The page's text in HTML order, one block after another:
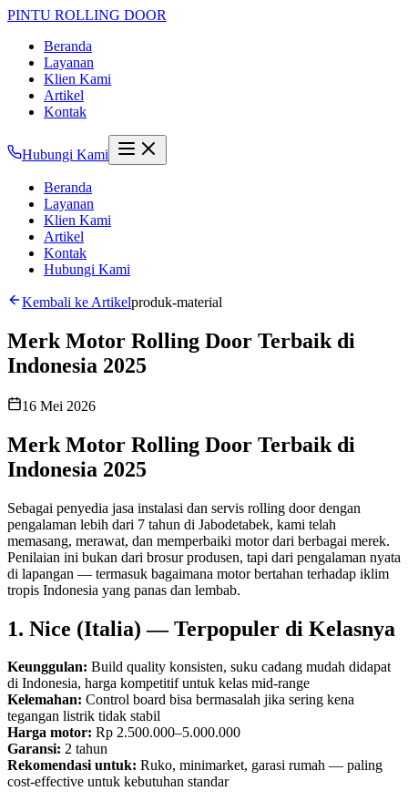
PINTU ROLLING DOOR
Beranda
Layanan
Klien Kami
Artikel
Kontak
Hubungi Kami
Beranda
Layanan
Klien Kami
Artikel
Kontak
Hubungi Kami
Kembali ke Artikelproduk-material
Merk Motor Rolling Door Terbaik di
Indonesia 2025
16 Mei 2026
Merk Motor Rolling Door Terbaik di
Indonesia 2025
Sebagai penyedia jasa instalasi dan servis rolling door dengan
pengalaman lebih dari 7 tahun di Jabodetabek, kami telah
memasang, merawat, dan memperbaiki motor dari berbagai merek.
Penilaian ini bukan dari brosur produsen, tapi dari pengalaman nyata
di lapangan — termasuk bagaimana motor bertahan terhadap iklim
tropis Indonesia yang panas dan lembab.
1. Nice (Italia) — Terpopuler di Kelasnya
Keunggulan: Build quality konsisten, suku cadang mudah didapat
di Indonesia, harga kompetitif untuk kelas mid-range
Kelemahan: Control board bisa bermasalah jika sering kena
tegangan listrik tidak stabil
Harga motor: Rp 2.500.000–5.000.000
Garansi: 2 tahun
Rekomendasi untuk: Ruko, minimarket, garasi rumah — paling
cost-effective untuk kebutuhan standar